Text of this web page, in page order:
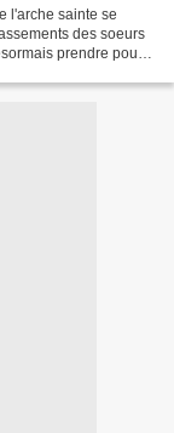
l'arche sainte se
des soeurs
prendre pour